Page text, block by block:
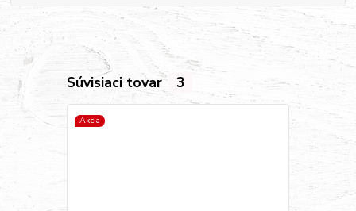
Súvisiaci tovar 3
Akcia TOP produkt